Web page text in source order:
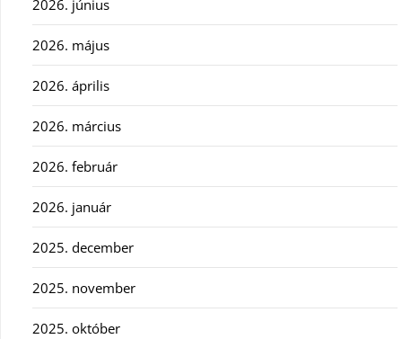
2026. június
2026. május
2026. április
2026. március
2026. február
2026. január
2025. december
2025. november
2025. október